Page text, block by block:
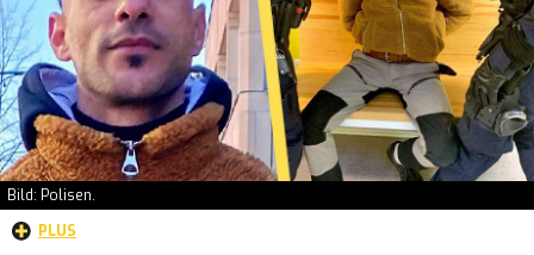
Bild: Polisen.
PLUS